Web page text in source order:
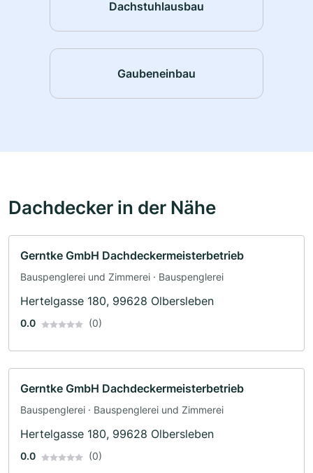
Dachstuhlausbau
Gaubeneinbau
Dachdecker in der Nähe
Gerntke GmbH Dachdeckermeisterbetrieb
Bauspenglerei und Zimmerei · Bauspenglerei
Hertelgasse 180, 99628 Olbersleben
0.0 (0)
Gerntke GmbH Dachdeckermeisterbetrieb
Bauspenglerei · Bauspenglerei und Zimmerei
Hertelgasse 180, 99628 Olbersleben
0.0 (0)